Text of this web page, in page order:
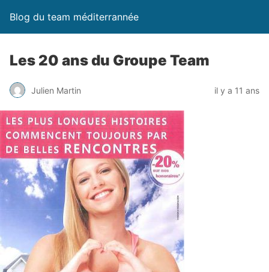
Blog du team méditerrannée
Les 20 ans du Groupe Team
Julien Martin il y a 11 ans